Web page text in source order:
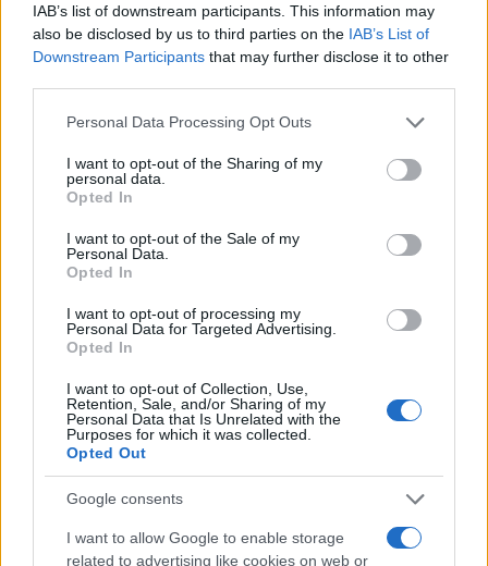
IAB’s list of downstream participants. This information may
also be disclosed by us to third parties on the IAB’s List of
Downstream Participants that may further disclose it to other
Please note that this website/app uses one or more Google
not limited to your visit or usage behaviour. You may click to
grant or deny consent to Google and its third-party tags to
use your data for below specified purposes in below Google
consent section.
Personal Data Processing Opt Outs
I want to opt-out of the Sharing of my
personal data.
Opted In
I want to opt-out of the Sale of my
Personal Data.
Opted In
I want to opt-out of processing my
Personal Data for Targeted Advertising.
Opted In
I want to opt-out of Collection, Use,
Retention, Sale, and/or Sharing of my
Personal Data that Is Unrelated with the
Purposes for which it was collected.
Opted Out
Google consents
I want to allow Google to enable storage
related to advertising like cookies on web or
Continua a leggere
ALIMENTAZIONE